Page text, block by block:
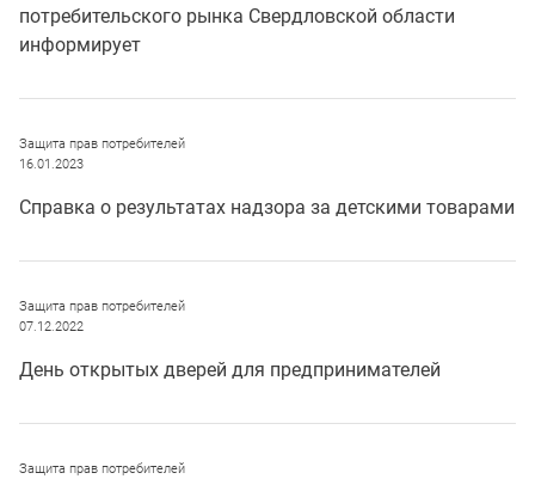
потребительского рынка Свердловской области
информирует
Защита прав потребителей
16.01.2023
Справка о результатах надзора за детскими товарами
Защита прав потребителей
07.12.2022
День открытых дверей для предпринимателей
Защита прав потребителей